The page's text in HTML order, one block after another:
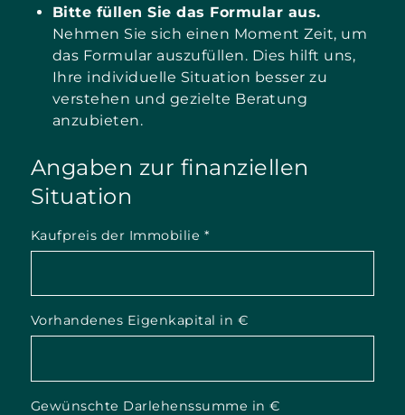
Bitte füllen Sie das Formular aus.
Nehmen Sie sich einen Moment Zeit, um
das Formular auszufüllen. Dies hilft uns,
Ihre individuelle Situation besser zu
verstehen und gezielte Beratung
anzubieten.
Angaben zur finanziellen
Situation
Kaufpreis der Immobilie *
Vorhandenes Eigenkapital in €
Gewünschte Darlehenssumme in €